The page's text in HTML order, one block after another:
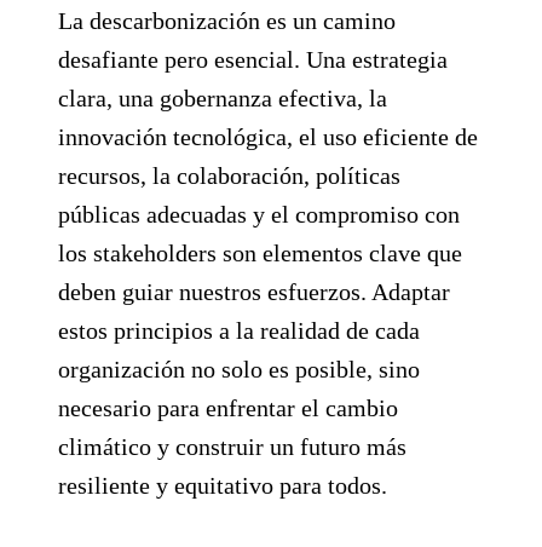
La descarbonización es un camino
desafiante pero esencial. Una estrategia
clara, una gobernanza efectiva, la
innovación tecnológica, el uso eficiente de
recursos, la colaboración, políticas
públicas adecuadas y el compromiso con
los stakeholders son elementos clave que
deben guiar nuestros esfuerzos. Adaptar
estos principios a la realidad de cada
organización no solo es posible, sino
necesario para enfrentar el cambio
climático y construir un futuro más
resiliente y equitativo para todos.